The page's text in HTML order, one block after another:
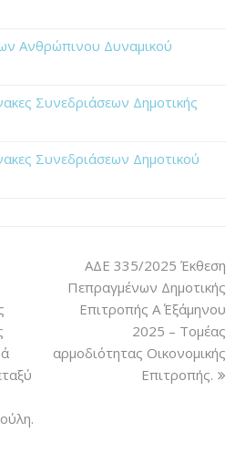
Ανθρώπινου Δυναμικού
Συνεδριάσεων Δημοτικής
Συνεδριάσεων Δημοτικού
ΑΔΕ 335/2025 Έκθεση
Πεπραγμένων Δημοτικής
Επιτροπής Α΄ Εξάμηνου
2025 – Τομέας
αρμοδιότητας Οικονομικής
Επιτροπής.